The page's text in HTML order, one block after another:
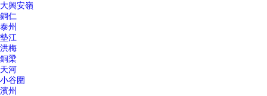
大興安嶺
銅仁
泰州
墊江
洪梅
銅梁
天河
小谷圍
濱州